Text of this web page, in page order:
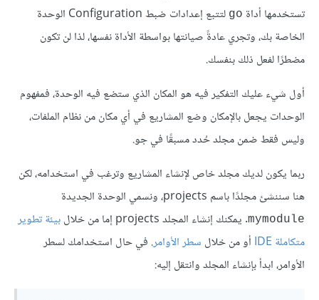
تستخدمها أداة go
لتتبع إعدادات ضبط Configuration الوحدة
الخاصة بك، وتجري عادةً صيانتها بواسطة الأداة نفسها، لذا لن تكون
مضطرًا لفعل ذلك بنفسك.
أول شيء عليك التفكير فيه هو المكان الذي ستضع فيه الوحدة، فمفهوم
الوحدات يجعل بالإمكان وضع المشاريع في أي مكان من نظام الملفات،
وليس فقط ضمن مجلد حُدد مسبقًا في جو.
ربما يكون لديك مجلد خاص لإنشاء المشاريع وترغب في استخدامه، لكن
هنا سننشئ مجلدًا باسم projects، ونسمي الوحدة الجديدة
mymodule. يمكنك إنشاء المجلد projects إما من خلال
بيئة تطوير
متكاملة IDE
أو من خلال سطر الأوامر. في حال استخدامك لسطر
الأوامر، ابدأ بإنشاء المجلد وانتقل إليه: